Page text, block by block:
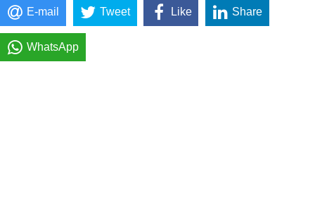
E-mail Tweet Like Share
WhatsApp